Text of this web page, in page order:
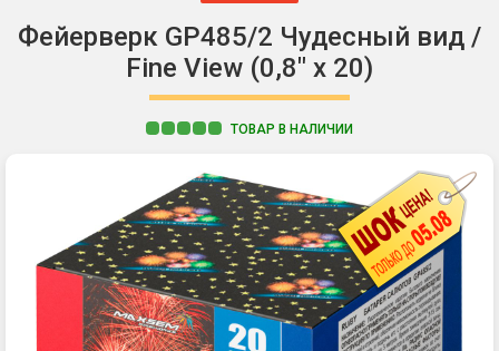
Фейерверк GP485/2 Чудесный вид /
Fine View (0,8" х 20)
ТОВАР В НАЛИЧИИ